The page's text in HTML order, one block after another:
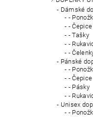
Dámské
-
-
- Tašky
-
-
Pánské
-
-
- Pásky
-
Unisex
-